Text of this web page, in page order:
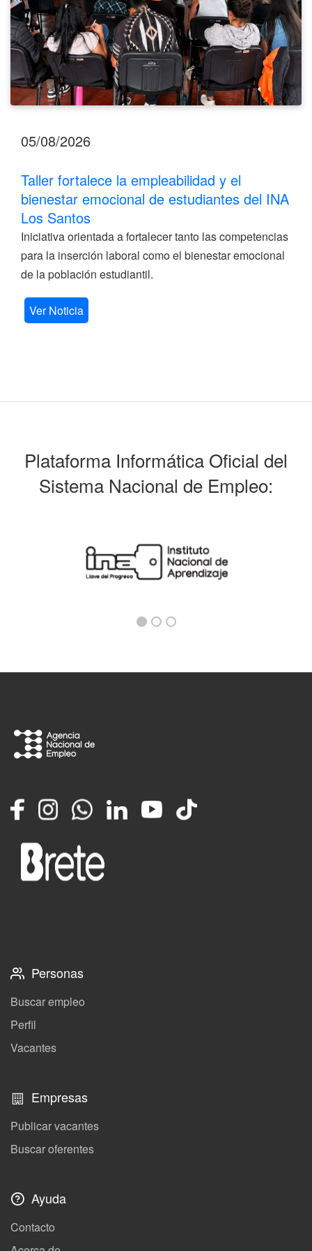
del
INA
Los
Santos
05/08/2026
Taller fortalece la empleabilidad y el
bienestar emocional de estudiantes del INA
Los Santos
Iniciativa orientada a fortalecer tanto las competencias
para la inserción laboral como el bienestar emocional
de la población estudiantil.
Ver Noticia
Plataforma Informática Oficial del
Sistema Nacional de Empleo:
FacebookInstagramWhatsappLinkedInYouTube
TikTok
Personas
Buscar empleo
Perfil
Vacantes
Empresas
Publicar vacantes
Buscar oferentes
Ayuda
Contacto